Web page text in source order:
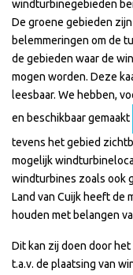
windturbinegebieden
De groene gebieden
belemmeringen om de
de gebieden waar de
mogen worden. Deze
leesbaar. We hebben,
en beschikbaar gemaakt
tevens het gebied
mogelijk
windturbines zoals ook
Land van Cuijk heeft de
houden met belangen
Dit kan zij doen door
t.a.v. de plaatsing van